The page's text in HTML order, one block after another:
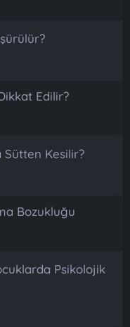
Edilir?
Kesilir?
Bozukluğu
Psikolojik